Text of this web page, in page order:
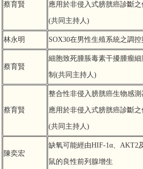
蔡育賢 應用於非侵入式膀胱癌診斷
(共同主持人)
林永明 SOX30在男性生殖系統之調
蔡育賢
細胞致死腫脹毒素干擾腫瘤
制(共同主持人)
蔡育賢
整合性非侵入膀胱癌生物感測
應用於非侵入式膀胱癌診斷
(共同主持人)
陳奕宏
缺氧可能經由HIF-1α、AKT2
鼠的良性前列腺增生